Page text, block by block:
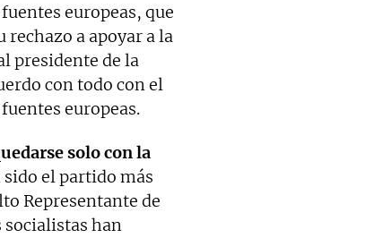
europeas, que
a apoyar a la
presidente de la
con todo con el
europeas.
solo con la
sido el partido más
Representante de
socialistas han